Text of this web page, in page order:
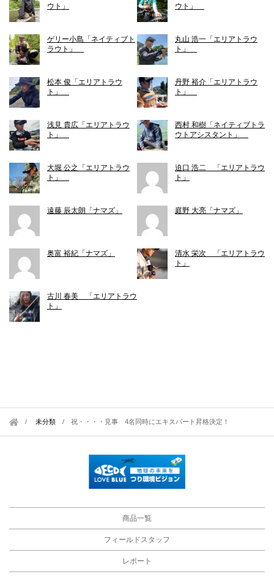
ウト」
ウト」
ゲリー小島「ネイティブト
ラウト」
丸山 浩一「エリアトラウ
ト」
松本 俊「エリアトラウ
ト」
丹野 裕介「エリアトラウ
ト」
浅見 貴広「エリアトラウ
ト」
西村 和樹「ネイティブトラ
ウトアシスタント」
大堀 公之「エリアトラウ
ト」
迫口 浩二 「エリアトラウ
ト」
遠藤 辰太朗「ナマズ」 庭野 大亮「ナマズ」
奥富 裕紀「ナマズ」
清水 栄次 「エリアトラウ
ト」
古川 春美 「エリアトラウ
ト」
未分類 /祝・・・・見事 4名同時にエキスパート昇格決定！
商品一覧
フィールドスタッフ
レポート